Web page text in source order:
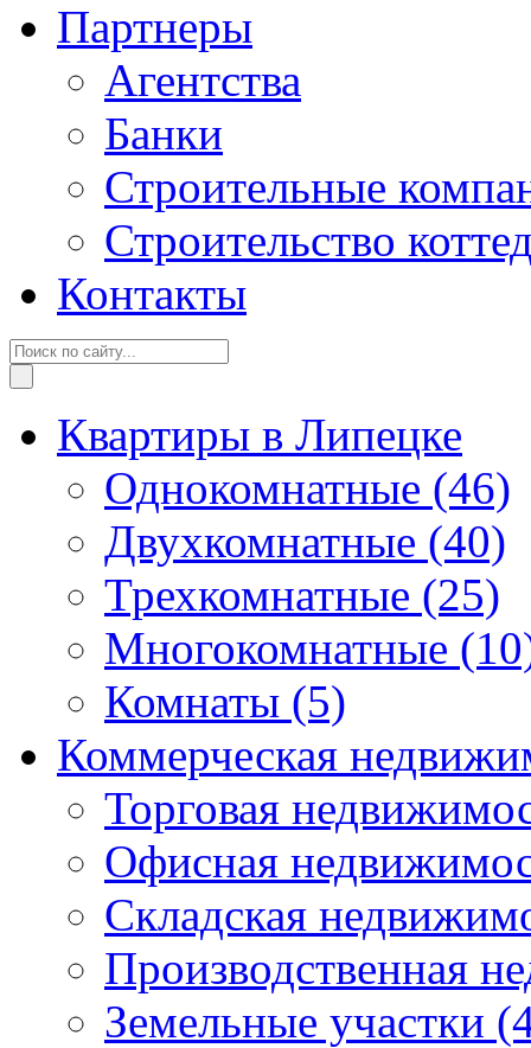
Партнеры
Агентства
Банки
Строительные
Строительство
Контакты
Квартиры в Липецке
Однокомнатные (46)
Двухкомнатные (40)
Трехкомнатные (25)
Многокомнатные
Комнаты (5)
Коммерческая
Торговая
Офисная
Складская
Производственная
Земельные участки